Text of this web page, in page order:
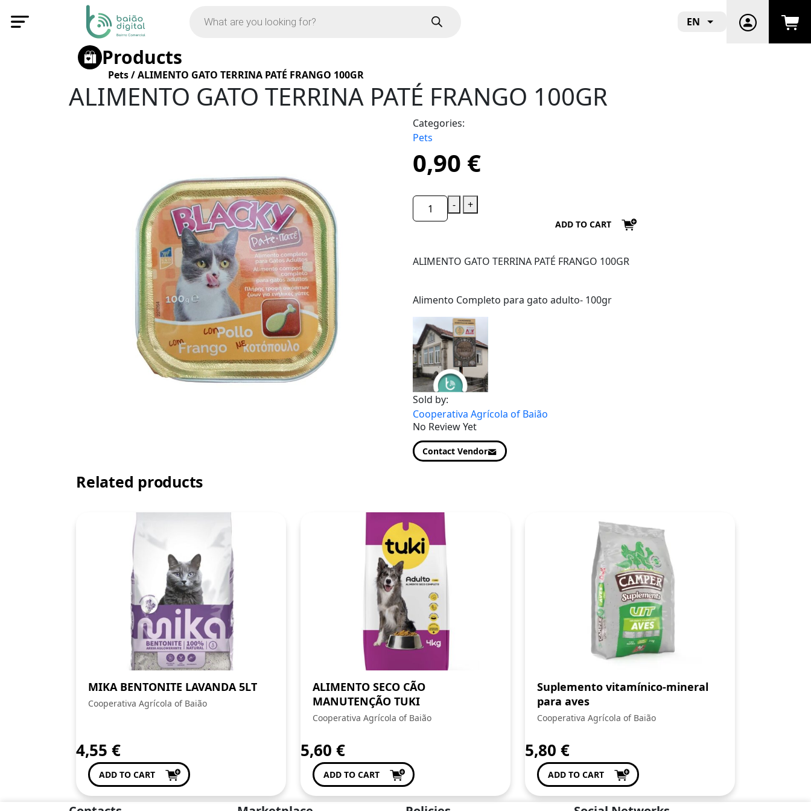
EN
Products
Pets/ALIMENTO GATO TERRINA PATÉ FRANGO 100GR
ALIMENTO GATO TERRINA PATÉ FRANGO 100GR
Categories:
Pets
0,90 €
- +
ADD TO CART
ALIMENTO GATO TERRINA PATÉ FRANGO 100GR
Alimento Completo para gato adulto- 100gr
Sold by:
Cooperativa Agrícola of Baião
No Review Yet
Contact Vendor
Related products
MIKA BENTONITE LAVANDA 5LT
Cooperativa Agrícola of Baião
4,55 €
ADD TO CART
ALIMENTO SECO CÃO
MANUTENÇÃO TUKI
Cooperativa Agrícola of Baião
5,60 €
ADD TO CART
Suplemento vitamínico-mineral
para aves
Cooperativa Agrícola of Baião
5,80 €
ADD TO CART